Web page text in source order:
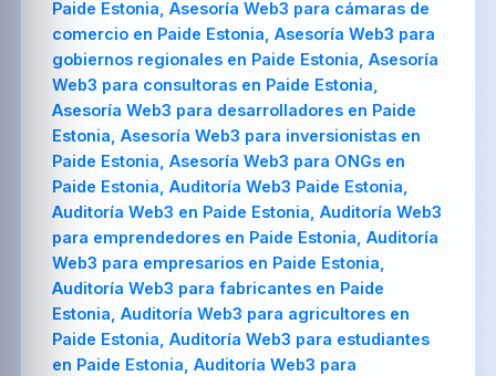
Paide Estonia, Asesoría Web3 para cámaras de
comercio en Paide Estonia, Asesoría Web3 para
gobiernos regionales en Paide Estonia, Asesoría
Web3 para consultoras en Paide Estonia,
Asesoría Web3 para desarrolladores en Paide
Estonia, Asesoría Web3 para inversionistas en
Paide Estonia, Asesoría Web3 para ONGs en
Paide Estonia, Auditoría Web3 Paide Estonia,
Auditoría Web3 en Paide Estonia, Auditoría Web3
para emprendedores en Paide Estonia, Auditoría
Web3 para empresarios en Paide Estonia,
Auditoría Web3 para fabricantes en Paide
Estonia, Auditoría Web3 para agricultores en
Paide Estonia, Auditoría Web3 para estudiantes
en Paide Estonia, Auditoría Web3 para